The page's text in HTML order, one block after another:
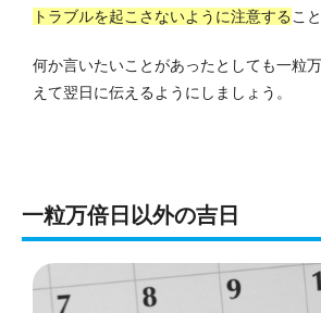
トラブルを起こさないように注意する こ
何か言いたいことがあったとしても一粒
えて翌日に伝えるようにしましょう。
一粒万倍日以外の吉日